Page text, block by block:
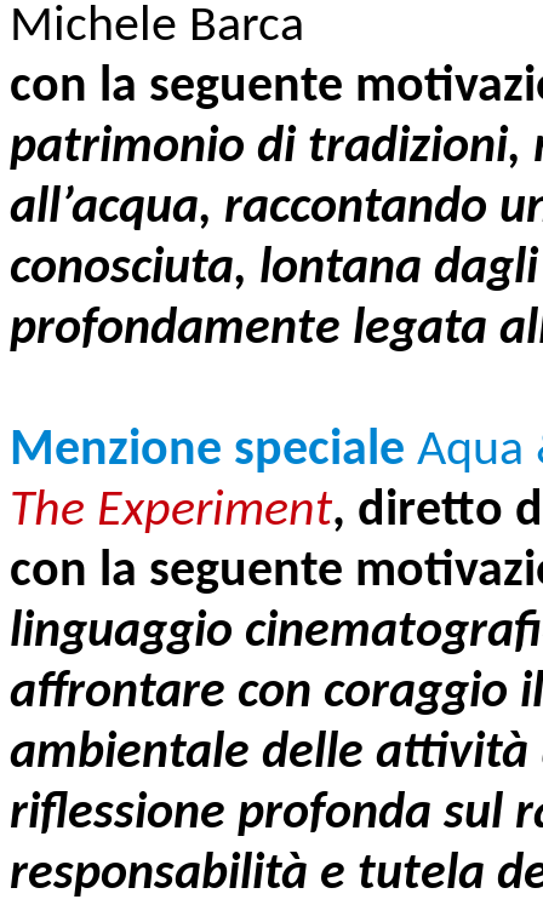
Michele Barca
con la seguente
patrimonio di tradizioni,
all’acqua, raccontando
conosciuta, lontana
profondamente legata
Menzione speciale Aqua
The Experiment, diretto
con la seguente
linguaggio
affrontare con coraggio
ambientale delle attività
riflessione profonda sul
responsabilità e tutela